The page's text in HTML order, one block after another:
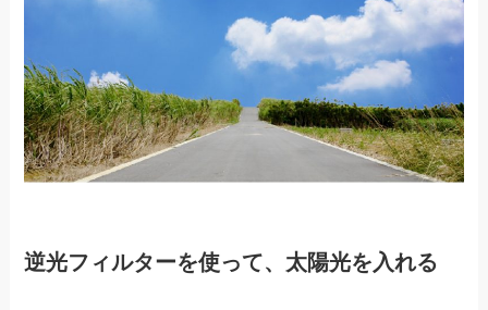
逆光フィルターを使って、太陽光を入れる